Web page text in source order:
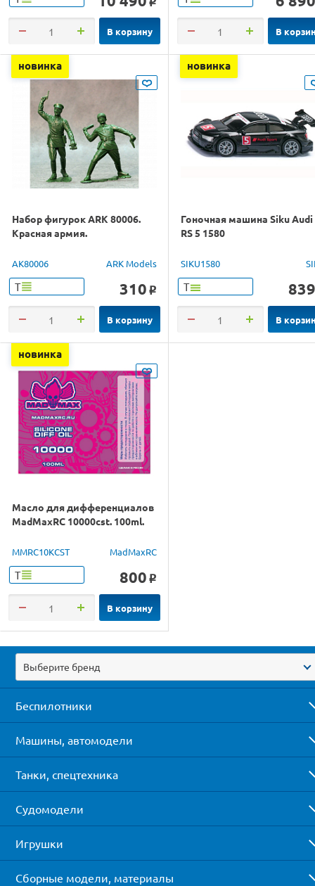
В корзину В
новинка
Набор фигурок ARK 80006.
Красная армия.
AK80006 ARK Models
Т 310 o
В корзину
новинка
Гоночная машина Siku Audi
RS 5 1580
SIKU1580
Т 839
В
новинка
Масло для дифференциалов
MadMaxRC 10000cst. 100ml.
MMRC10KCST MadMaxRC
Т 800 o
В корзину
Выберите бренд
Беспилотники
Машины, автомодели
Танки, спецтехника
Судомодели
Игрушки
Сборные модели, материалы